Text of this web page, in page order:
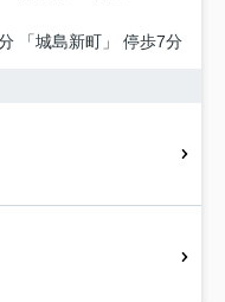
「城島新町」 停歩7分